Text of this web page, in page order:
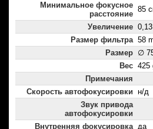
Минимальное фокусное
расстояние
85
Увеличение
Размер фильтра 58
Размер ∅
Вес 425
Примечания
Скорость автофокусировки н/д
Звук привода
автофокусировки
Внутренняя фокусировка да